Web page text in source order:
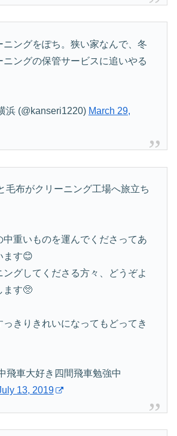
ニングをぽち。狭い家なんで、冬
ニングの保管サービスに追いやる
浜 (@kanseri1220) March 29,
毛布がクリーニング工場へ旅立ち
中重いものを運んでくださってあ
ます😊
ングしてくださる方々、どうぞよ
ます🥺
っきりきれいになってもどってき
飛車大好き四間飛車勉強中
13, 2019